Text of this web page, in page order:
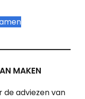
MAKEN
de adviezen van